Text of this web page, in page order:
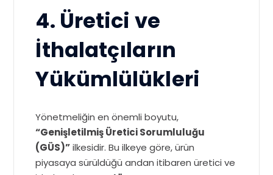
4. Üretici ve
İthalatçıların
Yükümlülükleri
Yönetmeliğin en önemli boyutu,
“Genişletilmiş Üretici Sorumluluğu
(GÜS)”ilkesidir. Bu ilkeye göre, ürün
piyasaya sürüldüğü andan itibaren üretici ve